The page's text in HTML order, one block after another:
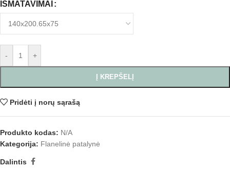
IŠMATAVIMAI
- +
Į KREPŠELĮ
Pridėti į norų sąrašą
Produkto kodas: N/A
Kategorija: Flanelinė patalynė
Dalintis